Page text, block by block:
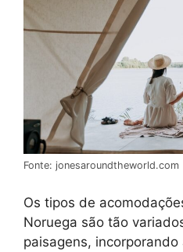
Fonte: jonesaroundtheworld.com
Os tipos de
Noruega são tão
paisagens,